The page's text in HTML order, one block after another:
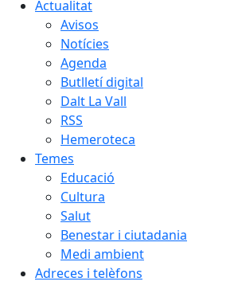
Actualitat
Avisos
Notícies
Agenda
Butlletí digital
Dalt La Vall
RSS
Hemeroteca
Temes
Educació
Cultura
Salut
Benestar i ciutadania
Medi ambient
Adreces i telèfons